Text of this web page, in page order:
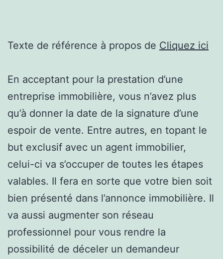
Texte de référence à propos de Cliquez ici
En acceptant pour la prestation d’une
entreprise immobilière, vous n’avez plus
qu’à donner la date de la signature d’une
espoir de vente. Entre autres, en topant le
but exclusif avec un agent immobilier,
celui-ci va s’occuper de toutes les étapes
valables. Il fera en sorte que votre bien soit
bien présenté dans l’annonce immobilière. Il
va aussi augmenter son réseau
professionnel pour vous rendre la
possibilité de déceler un demandeur